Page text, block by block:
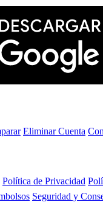
Eliminar Cuenta
Política de Privacidad
Seguridad y